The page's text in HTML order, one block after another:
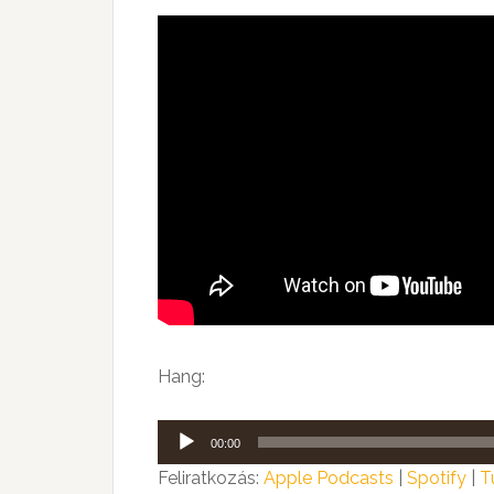
Hang:
Audió
lejátszó
00:00
Feliratkozás: Apple Podcasts Spotify